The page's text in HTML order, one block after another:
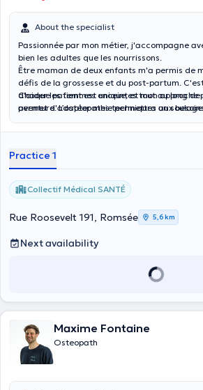
About the specialist
Passionnée par mon métier, j'accompagne
bien les adultes que les nourrissons.
Être maman de deux enfants m'a permis de
défis de la grossesse et du post-partum.
d'aider les femmes enceintes tout au long
aventure. L’ostéopathie permettra un
Chaque patient est unique, et mon approche
permet d'adapter mes techniques aux
Practice 1
Collectif Médical SANTÉ
Rue Roosevelt 191, Romsée 5,6 km
Next availability
Maxime Fontaine
Osteopath